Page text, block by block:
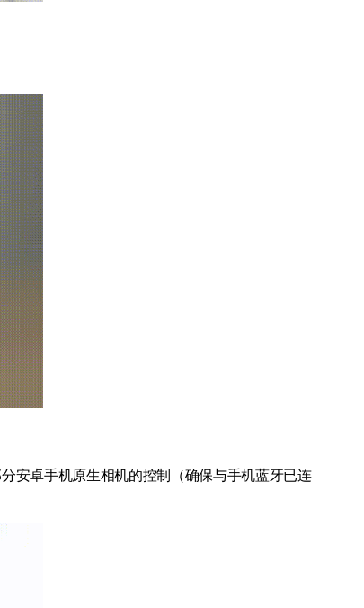
安卓手机原生相机的控制（确保与手机蓝牙已连